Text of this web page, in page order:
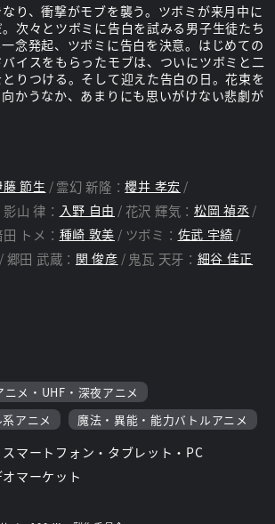
り、衝撃がモブを襲う。ツボミが来月中に
次々とツボミに告白を試みる男子生徒たち
念発起、ツボミに告白を決意。はじめての
イスをもらったモブは、ついにツボミと二
りつける。そして迎えた告白の日。花束を
かうなか、あまりにも思いがけない悲劇が
節生 霊幻 新隆：櫻井 孝宏
影山 律： 入野 自由 花沢 輝気： 松岡 禎丞
トメ： 種崎 敦美 ツボミ： 佐武 宇綺
郷田 武蔵： 関 俊彦 鬼瓦 天牙： 細谷 佳正
ニメ・UHF・深夜アニメ
アニメ
魔法・異能・能力バトルアニメ
スマートフォン・タブレット・PC
オマーケット